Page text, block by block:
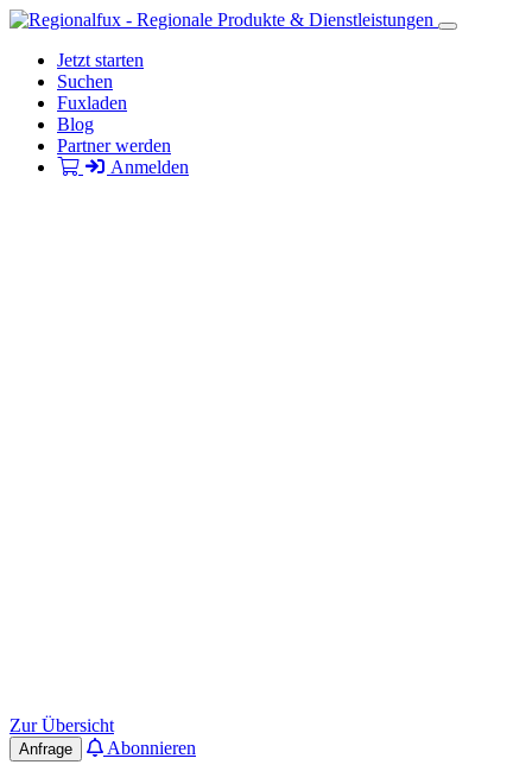
Jetzt starten
Suchen
Fuxladen
Blog
Partner werden
Anmelden
Zur Übersicht
Anfrage Abonnieren